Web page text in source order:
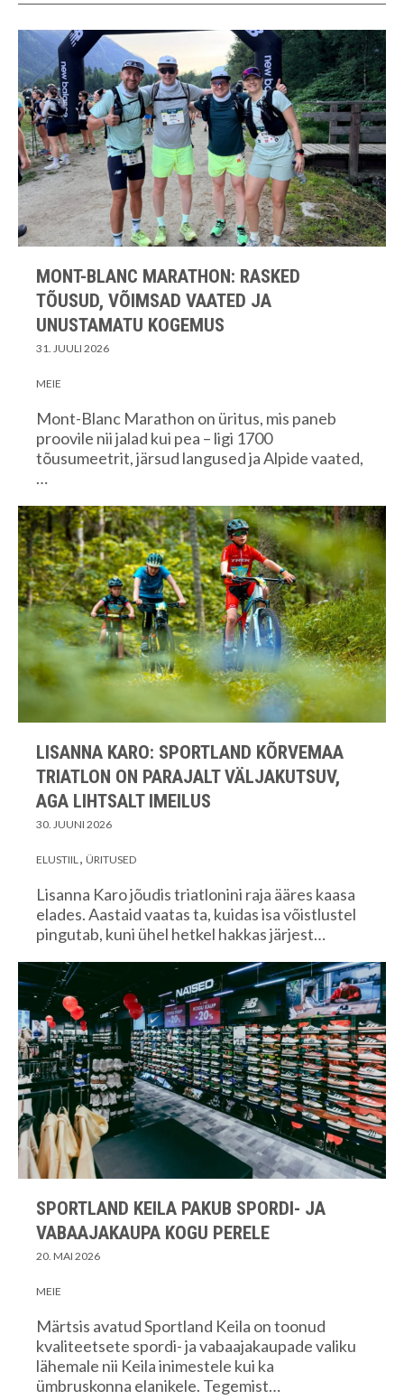
MONT-BLANC MARATHON: RASKED
TÕUSUD, VÕIMSAD VAATED JA
UNUSTAMATU KOGEMUS
31. JUULI 2026
MEIE
Mont-Blanc Marathon on üritus, mis paneb
proovile nii jalad kui pea – ligi 1700
tõusumeetrit, järsud langused ja Alpide vaated,
…
LISANNA KARO: SPORTLAND KÕRVEMAA
TRIATLON ON PARAJALT VÄLJAKUTSUV,
AGA LIHTSALT IMEILUS
30. JUUNI 2026
ELUSTIIL ÜRITUSED
Lisanna Karo jõudis triatlonini raja ääres kaasa
elades. Aastaid vaatas ta, kuidas isa võistlustel
pingutab, kuni ühel hetkel hakkas järjest…
SPORTLAND KEILA PAKUB SPORDI- JA
VABAAJAKAUPA KOGU PERELE
20. MAI 2026
MEIE
Märtsis avatud Sportland Keila on toonud
kvaliteetsete spordi- ja vabaajakaupade valiku
lähemale nii Keila inimestele kui ka
ümbruskonna elanikele. Tegemist…